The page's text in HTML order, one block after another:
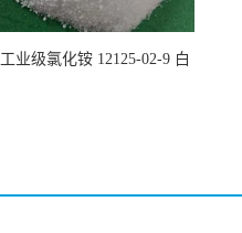
工业级氯化铵 12125-02-9 白